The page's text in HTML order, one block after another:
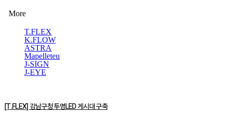
More
T.FLEX
K.FLOW
ASTRA
Mapelleteu
J-SIGN
J-EYE
[T.FLEX] 강남구청 투명LED 게시대 구축